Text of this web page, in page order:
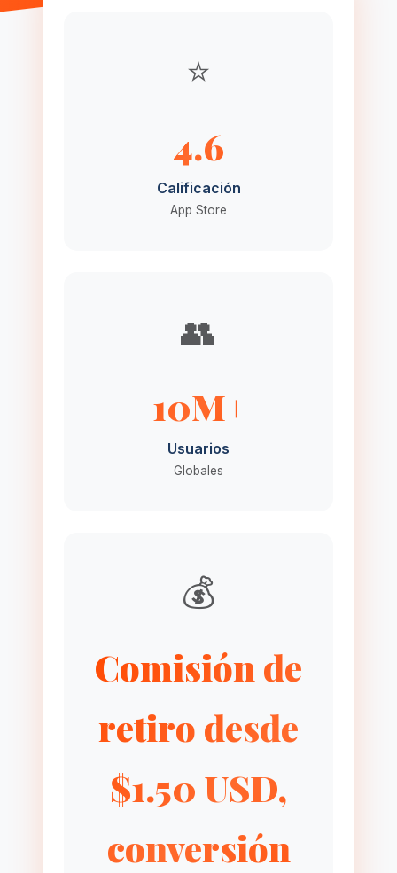
⭐
4.6
Calificación
App Store
👥
10M+
Usuarios
Globales
💰
Comisión de
retiro desde
$1.50 USD,
conversión